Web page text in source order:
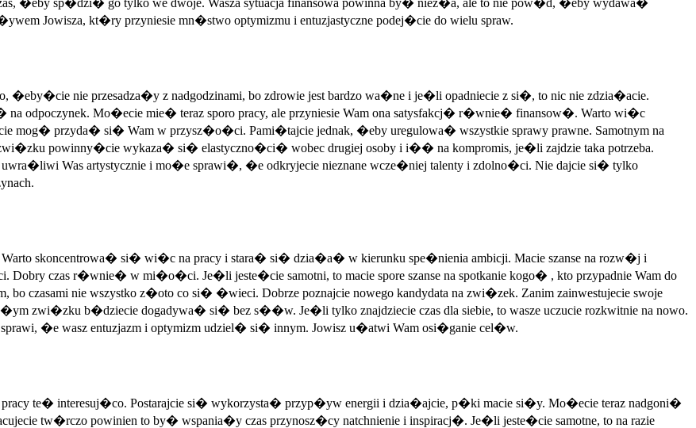
�eby sp�dzi� go tylko we dwoje. Wasza sytuacja finansowa powinna by� niez�a, ale to nie pow�d, �eby wydawa�
Jowisza, kt�ry przyniesie mn�stwo optymizmu i entuzjastyczne podej�cie do wielu spraw.
�eby�cie nie przesadza�y z nadgodzinami, bo zdrowie jest bardzo wa�ne i je�li opadniecie z si�, to nic nie zdzia�acie.
na odpoczynek. Mo�ecie mie� teraz sporo pracy, ale przyniesie Wam ona satysfakcj� r�wnie� finansow�. Warto wi�c
mog� przyda� si� Wam w przysz�o�ci. Pami�tajcie jednak, �eby uregulowa� wszystkie sprawy prawne. Samotnym na
powinny�cie wykaza� si� elastyczno�ci� wobec drugiej osoby i i�� na kompromis, je�li zajdzie taka potrzeba.
Was artystycznie i mo�e sprawi�, �e odkryjecie nieznane wcze�niej talenty i zdolno�ci. Nie dajcie si� tylko
skoncentrowa� si� wi�c na pracy i stara� si� dzia�a� w kierunku spe�nienia ambicji. Macie szanse na rozw�j i
czas r�wnie� w mi�o�ci. Je�li jeste�cie samotni, to macie spore szanse na spotkanie kogo� , kto przypadnie Wam do
bo czasami nie wszystko z�oto co si� �wieci. Dobrze poznajcie nowego kandydata na zwi�zek. Zanim zainwestujecie swoje
zwi�zku b�dziecie dogadywa� si� bez s��w. Je�li tylko znajdziecie czas dla siebie, to wasze uczucie rozkwitnie na nowo.
�e wasz entuzjazm i optymizm udziel� si� innym. Jowisz u�atwi Wam osi�ganie cel�w.
te� interesuj�co. Postarajcie si� wykorzysta� przyp�yw energii i dzia�ajcie, p�ki macie si�y. Mo�ecie teraz nadgoni�
tw�rczo powinien to by� wspania�y czas przynosz�cy natchnienie i inspiracj�. Je�li jeste�cie samotne, to na razie